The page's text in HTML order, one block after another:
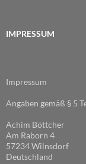
IMPRESSUM
Impressum
Angaben gemäß § 5
Achim Böttcher
Am Raborn 4
57234 Wilnsdorf
Deutschland